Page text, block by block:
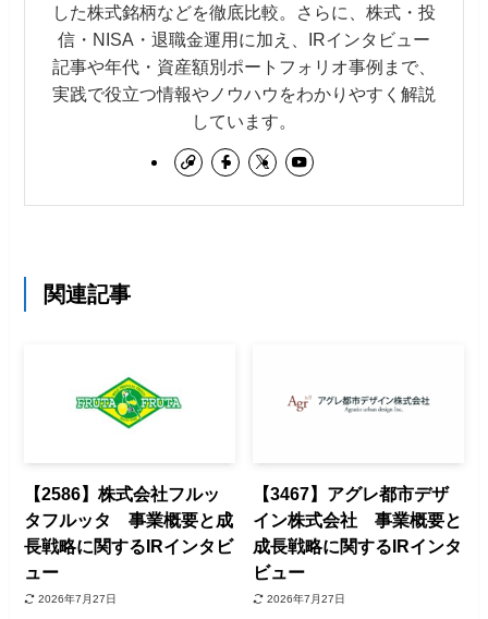
した株式銘柄などを徹底比較。さらに、株式・投
信・NISA・退職金運用に加え、IRインタビュー
記事や年代・資産額別ポートフォリオ事例まで、
実践で役立つ情報やノウハウをわかりやすく解説
しています。
関連記事
【2586】株式会社フルッ
タフルッタ 事業概要と成
長戦略に関するIRインタビ
ュー
2026年7月27日
【3467】アグレ都市デザ
イン株式会社 事業概要と
成長戦略に関するIRインタ
ビュー
2026年7月27日